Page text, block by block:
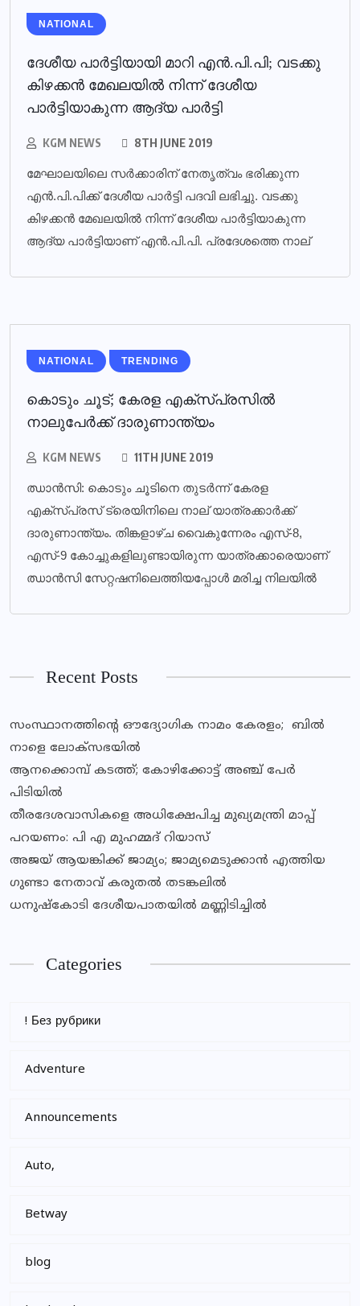
NATIONAL
ദേശീയ പാര്‍ട്ടിയായി മാറി എന്‍.പി.പി; വടക്കു
കിഴക്കന്‍ മേഖലയില്‍ നിന്ന് ദേശീയ
പാര്‍ട്ടിയാകുന്ന ആദ്യ പാര്‍ട്ടി
KGM NEWS 8TH JUNE 2019
മേഘാലയിലെ സര്‍ക്കാരിന് നേതൃത്വം ഭരിക്കുന്ന
എന്‍.പി.പിക്ക് ദേശീയ പാര്‍ട്ടി പദവി ലഭിച്ചു. വടക്കു
കിഴക്കന്‍ മേഖലയില്‍ നിന്ന് ദേശീയ പാര്‍ട്ടിയാകുന്ന
ആദ്യ പാര്‍ട്ടിയാണ് എന്‍.പി.പി. പ്രദേശത്തെ നാല്
NATIONAL TRENDING
കൊടും ചൂട്; കേരള എക്‌സ്പ്രസില്‍
നാലുപേര്‍ക്ക് ദാരുണാന്ത്യം
KGM NEWS 11TH JUNE 2019
ഝാന്‍സി: കൊടും ചൂടിനെ തുടര്‍ന്ന് കേരള
എക്സ്പ്രസ് ട്രെയിനിലെ നാല് യാത്രക്കാര്‍ക്ക്
ദാരുണാന്ത്യം. തിങ്കളാഴ്ച വൈകുന്നേരം എസ്-8,
എസ്-9 കോച്ചുകളിലുണ്ടായിരുന്ന യാത്രക്കാരെയാണ്
ഝാന്‍സി സേറ്റഷനിലെത്തിയപ്പോള്‍ മരിച്ച നിലയില്‍
Recent Posts
സംസ്ഥാനത്തിന്‍റെ ഔദ്യോഗിക നാമം കേരളം; ബില്‍
നാളെ ലോക്സഭയില്‍
ആനക്കൊമ്പ് കടത്ത്; കോഴിക്കോട്ട് അഞ്ച് പേർ
പിടിയിൽ
തീരദേശവാസികളെ അധിക്ഷേപിച്ച മുഖ്യമന്ത്രി മാപ്പ്
പറയണം: പി എ മുഹമ്മദ് റിയാസ്
അജയ് ആയങ്കിക്ക് ജാമ്യം; ജാമ്യമെടുക്കാൻ എത്തിയ
ഗുണ്ടാ നേതാവ് കരുതൽ തടങ്കലിൽ
ധനുഷ്കോടി ദേശീയപാതയിൽ മണ്ണിടിച്ചിൽ
Categories
! Без рубрики
Adventure
Announcements
Auto,
Betway
blog